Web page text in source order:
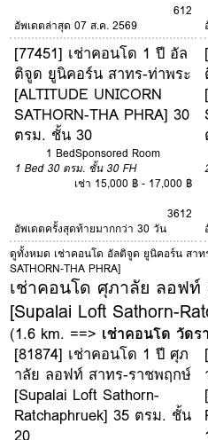
612
อัพเดตล่าสุด 07 ส.ค. 2569
[77451] เช่าคอนโด 1 ปี อัล
ติจูด ยูนิคอร์น สาทร-ท่าพระ
[ALTITUDE UNICORN
SATHORN-THA PHRA] 30
ตรม. ชั้น 30
1 BedSponsored Room
1 Bed 30 ตรม. ชั้น 30 FH
เช่า 15,000 ฿ - 17,000 ฿
3612
อัพเดตครั้งสุดท้ายมากกว่า 30 วัน
ดูทั้งหมด เช่าคอนโด อัลติจูด ยูนิคอร์น สาท
SATHORN-THA PHRA]
เช่าคอนโด ศุภาลัย ลอฟท์
[Supalai Loft Sathorn-
(1.6 km. ==> เช่าคอนโด วัดร
[81874] เช่าคอนโด 1 ปี ศุภ
าลัย ลอฟท์ สาทร-ราชพฤกษ์
[Supalai Loft Sathorn-
Ratchaphruek] 35 ตรม. ชั้น
20